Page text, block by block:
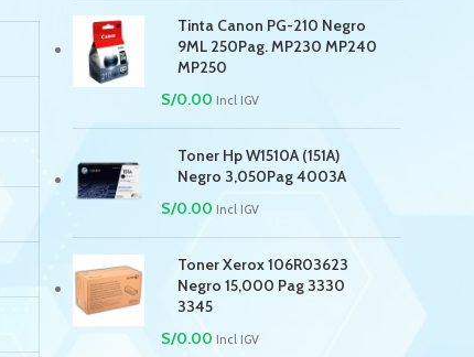
Tinta Canon PG-210 Negro
9ML 250Pag. MP230 MP240
MP250
S/0.00 Incl IGV
Toner Hp W1510A (151A)
Negro 3,050Pag 4003A
S/0.00 Incl IGV
Toner Xerox 106R03623
Negro 15,000 Pag 3330
3345
S/0.00 Incl IGV